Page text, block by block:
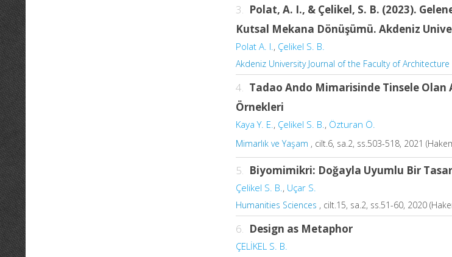
3. Polat, A. I., & Çelikel, S. B. (2023).
Kutsal Mekana Dönüşümü. Akdeniz
Polat A. I., Çelikel S. B.
Akdeniz University Journal of the Faculty of Architecture
4. Tadao Ando Mimarisinde Tinsele Olan
Örnekleri
Kaya Y. E., Çelikel S. B., Özturan Ö.
Mimarlık ve Yaşam , cilt.6, sa.2, ss.503-518, 2021
5. Biyomimikri: Doğayla Uyumlu Bir
Çelikel S. B., Uçar S.
Humanities Sciences , cilt.15, sa.2, ss.51-60, 2020
6. Design as Metaphor
ÇELİKEL S. B.